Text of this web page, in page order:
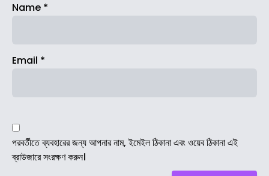
Name *
Email *
পরবর্তীতে ব্যবহারের জন্য আপনার নাম, ইমেইল ঠিকানা এবং ওয়েব ঠিকানা এই
ব্রাউজারে সংরক্ষণ করুন।